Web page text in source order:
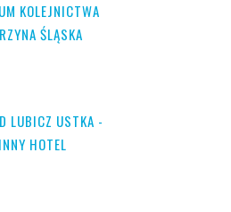
KOLEJNICTWA
ŚLĄSKA
LUBICZ USTKA -
HOTEL